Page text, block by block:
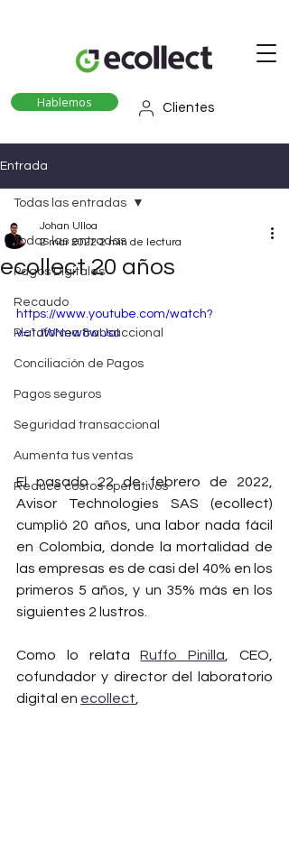
Clientes
Hablemos
Entrada
Todas las entradas
Pagos Digitales
Recaudo
Plataforma transaccional
Conciliación de Pagos
Pagos seguros
Seguridad transaccional
Aumenta tus ventas
Reduce costos operativos
Todas las entradas
ecollect 20 años
Johan Ulloa
2 mar 2022 2 min de lectura
https://www.youtube.com/watch?
v=1JWNew8wUaI
El pasado 22 de febrero de 2022,
Avisor Technologies SAS (ecollect)
cumplió 20 años, una labor nada fácil
en Colombia, donde la mortalidad de
las empresas es de casi del 40% en los
primeros 5 años, y un 35% más en los
siguientes 2 lustros.
Como lo relata Ruffo Pinilla , CEO,
cofundador y director del laboratorio
digital en ecollect